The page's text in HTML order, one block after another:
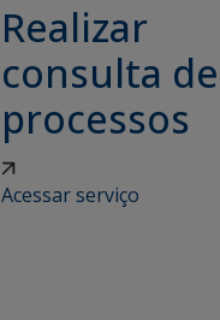
Realizar
consulta de
processos
Acessar serviço